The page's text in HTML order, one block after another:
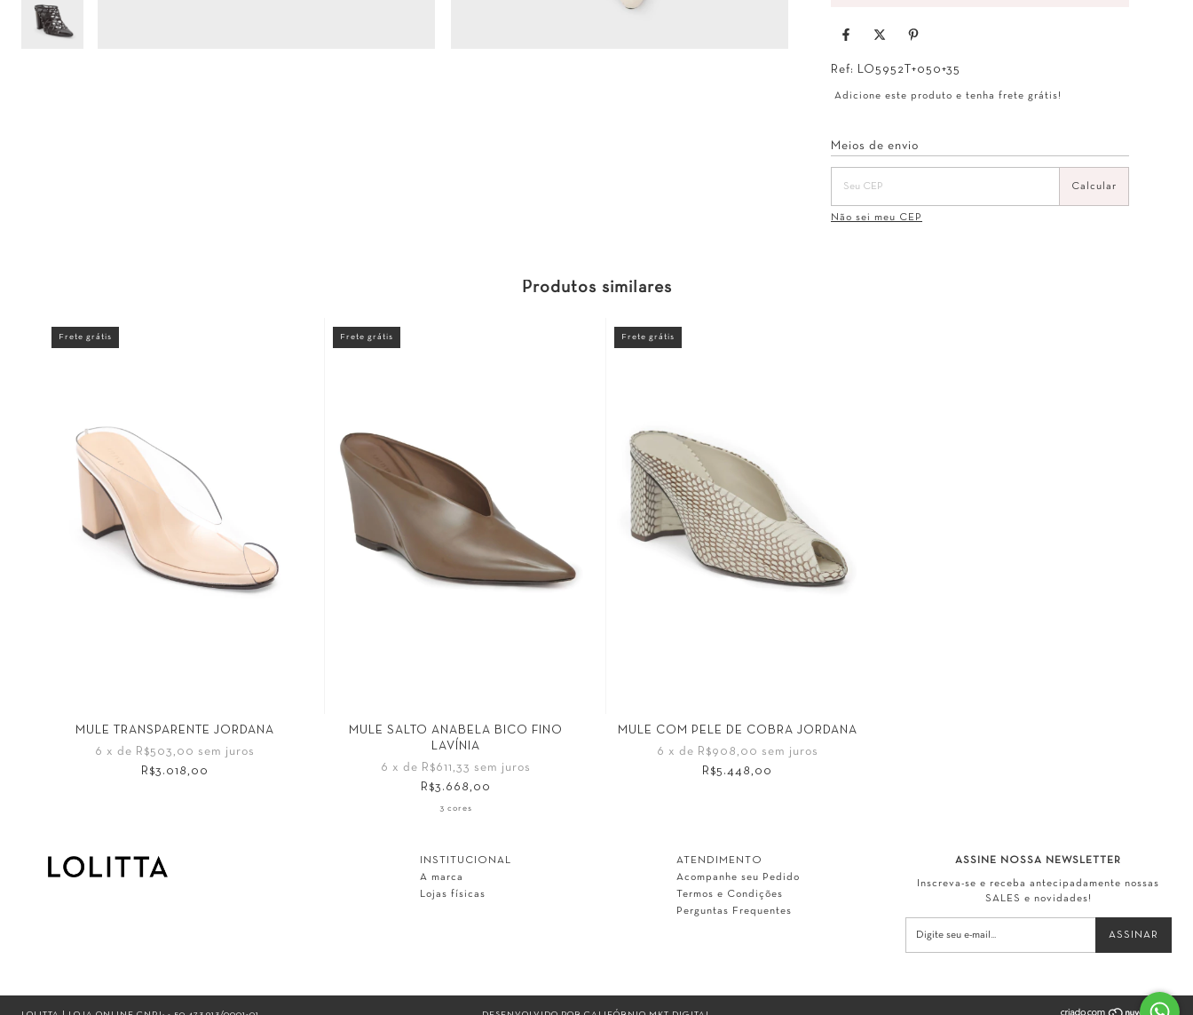
Ref: LO5952T+050+35
Adicione este produto e tenha frete grátis!
Meios de envio
Calcular
Não sei meu CEP
Produtos similares
Frete grátis
MULE TRANSPARENTE JORDANA
6 x de R$503,00 sem juros
R$3.018,00
Frete grátis
37
MULE SALTO ANABELA BICO FINO
LAVÍNIA
6 x de R$611,33 sem juros
R$3.668,00
3 cores
Frete grátis
MULE COM PELE DE COBRA JORDANA
6 x de R$908,00 sem juros
R$5.448,00
INSTITUCIONAL
A marca
Lojas físicas
ATENDIMENTO
Acompanhe seu Pedido
Termos e Condições
Perguntas Frequentes
ASSINE NOSSA NEWSLETTER
Inscreva-se e receba antecipadamente nossas
SALES e novidades!